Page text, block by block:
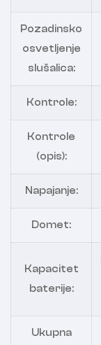
Pozadinsko
osvetljenje
slušalica:
Kontrole:
Kontrole
(opis):
Napajanje:
Domet:
Kapacitet
baterije:
Ukupna